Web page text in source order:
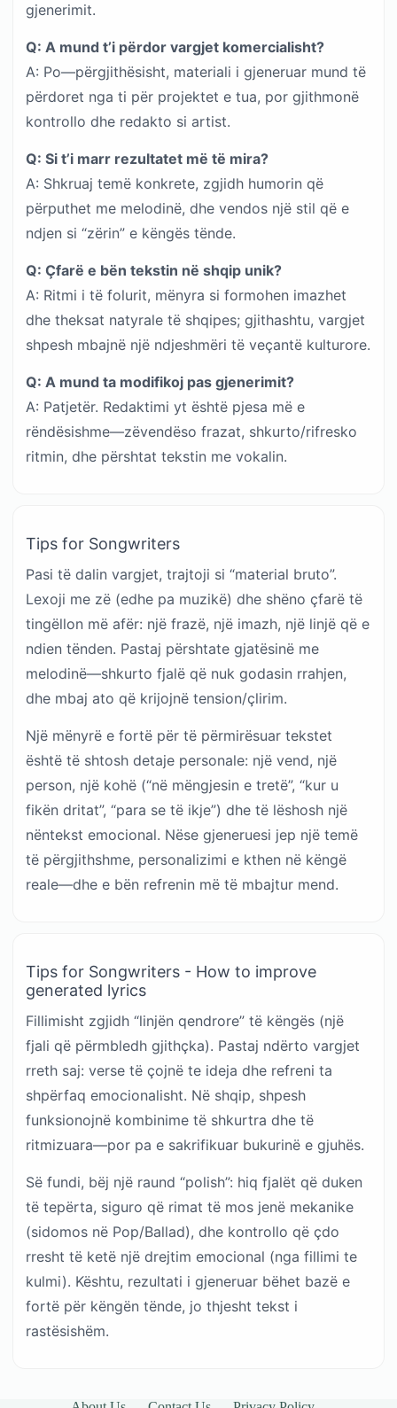
gjenerimit.
Q: A mund t’i përdor vargjet komercialisht?
A: Po—përgjithësisht, materiali i gjeneruar mund të
përdoret nga ti për projektet e tua, por gjithmonë
kontrollo dhe redakto si artist.
Q: Si t’i marr rezultatet më të mira?
A: Shkruaj temë konkrete, zgjidh humorin që
përputhet me melodinë, dhe vendos një stil që e
ndjen si “zërin” e këngës tënde.
Q: Çfarë e bën tekstin në shqip unik?
A: Ritmi i të folurit, mënyra si formohen imazhet
dhe theksat natyrale të shqipes; gjithashtu, vargjet
shpesh mbajnë një ndjeshmëri të veçantë kulturore.
Q: A mund ta modifikoj pas gjenerimit?
A: Patjetër. Redaktimi yt është pjesa më e
rëndësishme—zëvendëso frazat, shkurto/rifresko
ritmin, dhe përshtat tekstin me vokalin.
Tips for Songwriters
Pasi të dalin vargjet, trajtoji si “material bruto”.
Lexoji me zë (edhe pa muzikë) dhe shëno çfarë të
tingëllon më afër: një frazë, një imazh, një linjë që e
ndien tënden. Pastaj përshtate gjatësinë me
melodinë—shkurto fjalë që nuk godasin rrahjen,
dhe mbaj ato që krijojnë tension/çlirim.
Një mënyrë e fortë për të përmirësuar tekstet
është të shtosh detaje personale: një vend, një
person, një kohë (“në mëngjesin e tretë”, “kur u
fikën dritat”, “para se të ikje”) dhe të lëshosh një
nëntekst emocional. Nëse gjeneruesi jep një temë
të përgjithshme, personalizimi e kthen në këngë
reale—dhe e bën refrenin më të mbajtur mend.
Tips for Songwriters - How to improve
generated lyrics
Fillimisht zgjidh “linjën qendrore” të këngës (një
fjali që përmbledh gjithçka). Pastaj ndërto vargjet
rreth saj: verse të çojnë te ideja dhe refreni ta
shpërfaq emocionalisht. Në shqip, shpesh
funksionojnë kombinime të shkurtra dhe të
ritmizuara—por pa e sakrifikuar bukurinë e gjuhës.
Së fundi, bëj një raund “polish”: hiq fjalët që duken
të tepërta, siguro që rimat të mos jenë mekanike
(sidomos në Pop/Ballad), dhe kontrollo që çdo
rresht të ketë një drejtim emocional (nga fillimi te
kulmi). Kështu, rezultati i gjeneruar bëhet bazë e
fortë për këngën tënde, jo thjesht tekst i
rastësishëm.